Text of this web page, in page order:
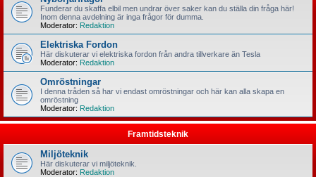
Funderar du skaffa elbil men undrar över saker kan du ställa din fråga här!
Inom denna avdelning är inga frågor för dumma.
Moderator: Redaktion
Elektriska Fordon
Här diskuterar vi elektriska fordon från andra tillverkare än Tesla
Moderator: Redaktion
Omröstningar
I denna tråden så har vi endast omröstningar och här kan alla skapa en
omröstning
Moderator: Redaktion
Framtidsteknik
Miljöteknik
Här diskuterar vi miljöteknik.
Moderator: Redaktion